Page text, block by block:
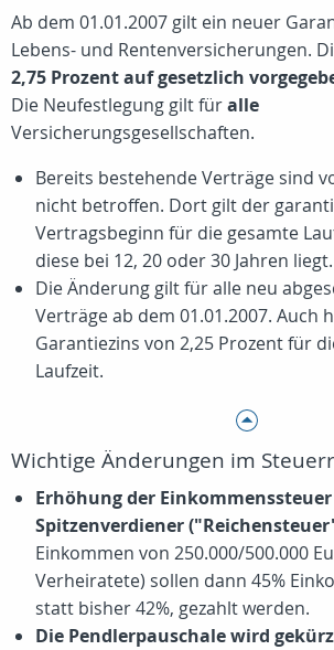
Ab dem 01.01.2007 gilt ein neuer
Lebens- und Rentenversicherungen.
2,75 Prozent auf gesetzlich
Die Neufestlegung gilt füralle
Versicherungsgesellschaften.
Bereits bestehende Verträge sind
nicht betroffen. Dort gilt der
Vertragsbeginn für die gesamte
diese bei 12, 20 oder 30 Jahren liegt.
Die Änderung gilt für alle neu
Verträge ab dem 01.01.2007. Auch
Garantiezins von 2,25 Prozent für
Laufzeit.
Wichtige Änderungen im
Erhöhung der
Spitzenverdiener
Einkommen von 250.000/500.000
Verheiratete) sollen dann 45%
statt bisher 42%, gezahlt werden.
Die Pendlerpauschale wird